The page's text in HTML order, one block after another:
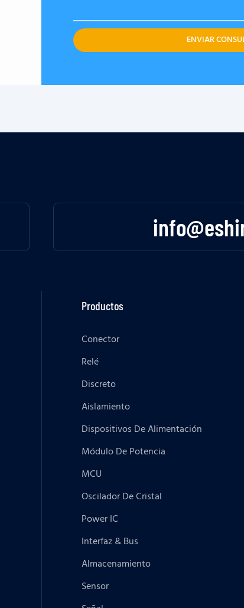
ENVIAR
Productos
Conector
Relé
Discreto
Aislamiento
Dispositivos De Alimentación
Módulo De Potencia
MCU
Oscilador De Cristal
Power IC
Interfaz & Bus
Almacenamiento
Sensor